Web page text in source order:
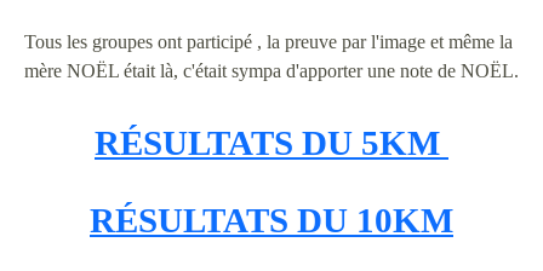
Tous les groupes ont participé , la preuve par l'image et même la
mère NOËL était là, c'était sympa d'apporter une note de NOËL.
RÉSULTATS DU 5KM
RÉSULTATS DU 10KM